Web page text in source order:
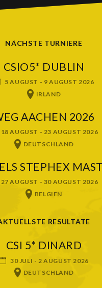
NÄCHSTE TURNIERE
CSIO5* DUBLIN
5 AUGUST - 9 AUGUST 2026
IRLAND
AACHEN 2026
18 AUGUST - 23 AUGUST 2026
DEUTSCHLAND
STEPHEX
27 AUGUST - 30 AUGUST 2026
BELGIEN
RESULTATE
CSI 5* DINARD
30 JULI - 2 AUGUST 2026
DEUTSCHLAND